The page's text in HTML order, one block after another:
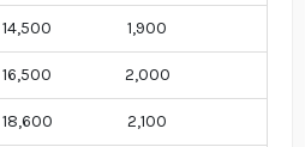
14,500 1,900
16,500 2,000
18,600 2,100